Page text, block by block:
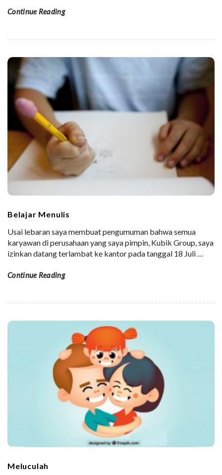
Continue Reading
Belajar Menulis
Usai lebaran saya membuat pengumuman bahwa semua
karyawan di perusahaan yang saya pimpin, Kubik Group, saya
izinkan datang terlambat ke kantor pada tanggal 18 Juli…
Continue Reading
Meluculah